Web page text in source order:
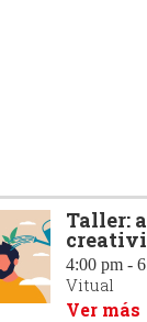
Taller:
4:00 pm -
Vitual
Ver más